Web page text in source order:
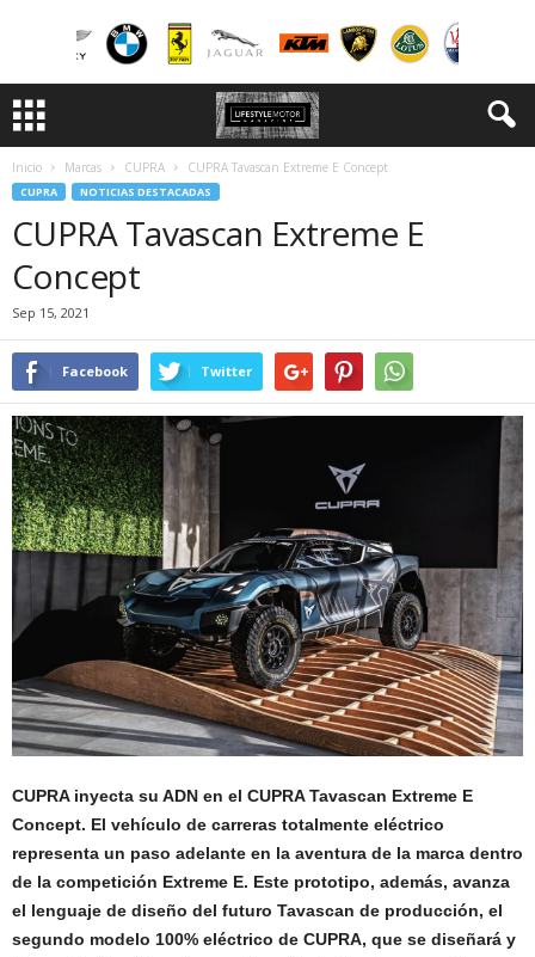
Inicio Marcas CUPRA CUPRA Tavascan Extreme E Concept
CUPRA NOTICIAS DESTACADAS
CUPRA Tavascan Extreme E
Concept
Sep 15, 2021
Facebook Twitter
CUPRA inyecta su ADN en el CUPRA Tavascan Extreme E
Concept. El vehículo de carreras totalmente eléctrico
representa un paso adelante en la aventura de la marca dentro
de la competición Extreme E. Este prototipo, además, avanza
el lenguaje de diseño del futuro Tavascan de producción, el
segundo modelo 100% eléctrico de CUPRA, que se diseñará y